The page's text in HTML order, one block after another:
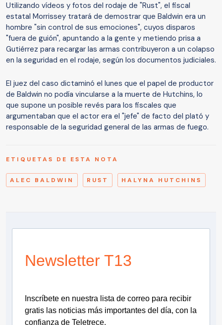
Utilizando vídeos y fotos del rodaje de "Rust", el fiscal
estatal Morrissey tratará de demostrar que Baldwin era un
hombre "sin control de sus emociones", cuyos disparos
"fuera de guión", apuntando a la gente y metiendo prisa a
Gutiérrez para recargar las armas contribuyeron a un colapso
en la seguridad en el rodaje, según los documentos judiciales.
El juez del caso dictaminó el lunes que el papel de productor
de Baldwin no podía vincularse a la muerte de Hutchins, lo
que supone un posible revés para los fiscales que
argumentaban que el actor era el "jefe" de facto del plató y
responsable de la seguridad general de las armas de fuego.
ETIQUETAS DE ESTA NOTA
ALEC BALDWIN RUST HALYNA HUTCHINS
Newsletter T13
Inscríbete en nuestra lista de correo para recibir
gratis las noticias más importantes del día, con la
confianza de Teletrece.